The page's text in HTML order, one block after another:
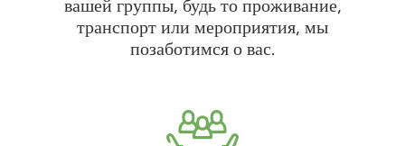
вашей группы, будь то проживание,
транспорт или мероприятия, мы
позаботимся о вас.